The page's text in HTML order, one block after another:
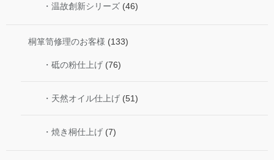
・温故創新シリーズ (46)
桐箪笥修理のお客様 (133)
・砥の粉仕上げ (76)
・天然オイル仕上げ (51)
・焼き桐仕上げ (7)